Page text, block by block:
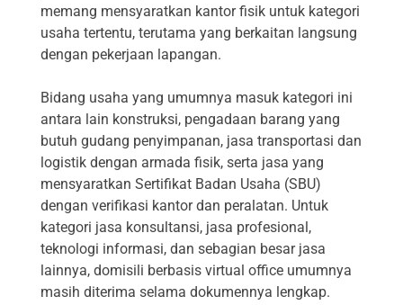
memang mensyaratkan kantor fisik untuk kategori
usaha tertentu, terutama yang berkaitan langsung
dengan pekerjaan lapangan.
Bidang usaha yang umumnya masuk kategori ini
antara lain konstruksi, pengadaan barang yang
butuh gudang penyimpanan, jasa transportasi dan
logistik dengan armada fisik, serta jasa yang
mensyaratkan Sertifikat Badan Usaha (SBU)
dengan verifikasi kantor dan peralatan. Untuk
kategori jasa konsultansi, jasa profesional,
teknologi informasi, dan sebagian besar jasa
lainnya, domisili berbasis virtual office umumnya
masih diterima selama dokumennya lengkap.